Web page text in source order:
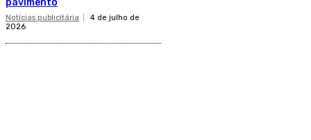
pavimento
Notícias publicitária
4 de julho de
2026